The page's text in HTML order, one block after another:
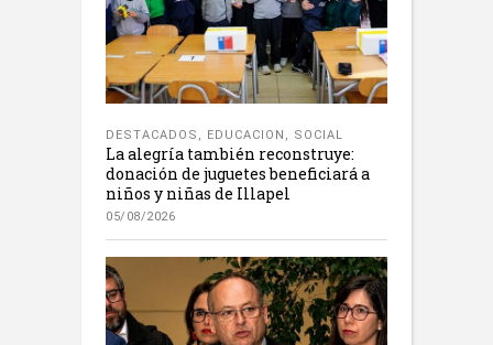
DESTACADOS , EDUCACION , SOCIAL
La alegría también reconstruye:
donación de juguetes beneficiará a
niños y niñas de Illapel
05/08/2026